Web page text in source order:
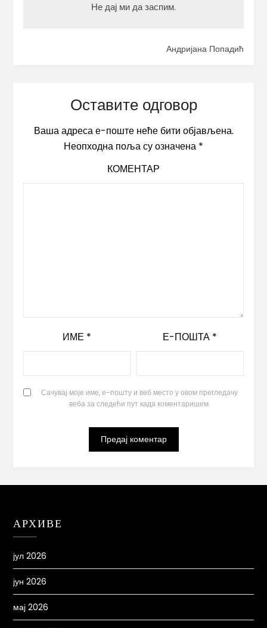
Не дај ми да заспим.
Андријана Попадић
Оставите одговор
Ваша адреса е-поште неће бити објављена.
Неопходна поља су означена *
КОМЕНТАР
ИМЕ * Е-ПОШТА *
Сачувај моје име, е-пошту и веб место у овом прегледачу
веба за следећи пут када коментаришем.
АРХИВЕ
јул 2026
јун 2026
мај 2026